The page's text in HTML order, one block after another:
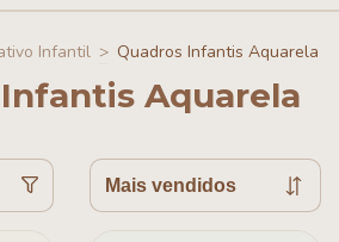
Infantil > Quadros Infantis Aquarela
Aquarela